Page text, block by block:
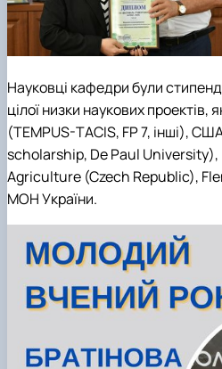
Науковці кафедри були
цілої низки наукових проектів,
(TEMPUS-TACIS, FP 7, інші),
scholarship, De Paul
Agriculture (Czech Republic),
МОН України.